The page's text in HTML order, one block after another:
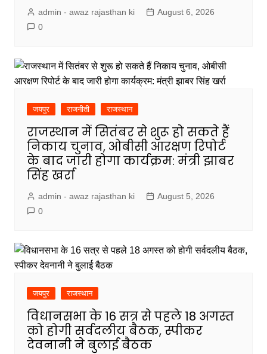
admin - awaz rajasthan ki
August 6, 2026
0
जयपुर राजनीती राजस्थान
राजस्थान में सितंबर से शुरू हो सकते हैं
निकाय चुनाव, ओबीसी आरक्षण रिपोर्ट
के बाद जारी होगा कार्यक्रम: मंत्री झाबर
सिंह खर्रा
admin - awaz rajasthan ki
August 5, 2026
0
जयपुर राजस्थान
विधानसभा के 16 सत्र से पहले 18 अगस्त
को होगी सर्वदलीय बैठक, स्पीकर
देवनानी ने बुलाई बैठक